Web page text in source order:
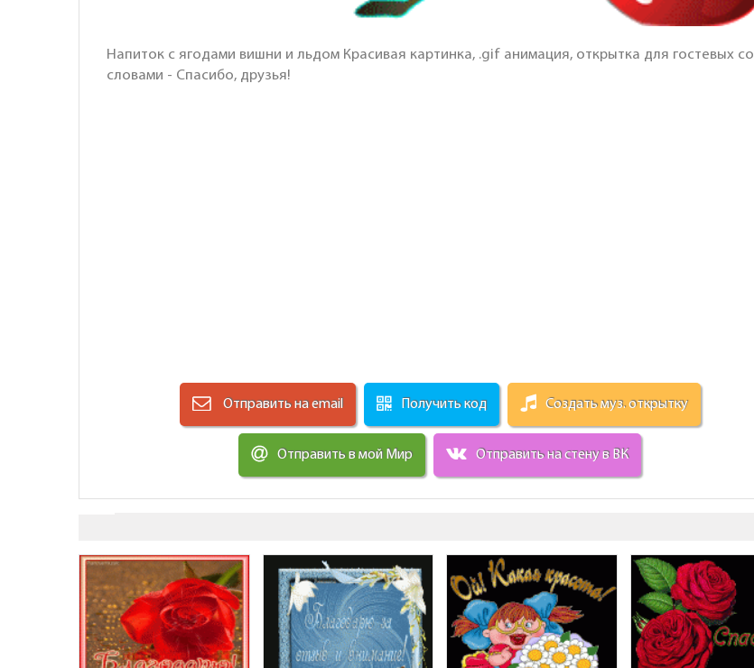
Напиток с ягодами вишни и льдом Красивая картинка, .gif анимация, открытка для гостевых со
словами - Спасибо, друзья!
Отправить на email Получить код Создать муз. открытку
Отправить в мой Мир Отправить на стену в ВК